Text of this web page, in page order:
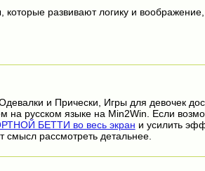
, которые развивают логику и
и Прически, Игры для девочек
на русском языке на Min2Win. Если
БЕТТИ во весь экран и усилить
рассмотреть детальнее.